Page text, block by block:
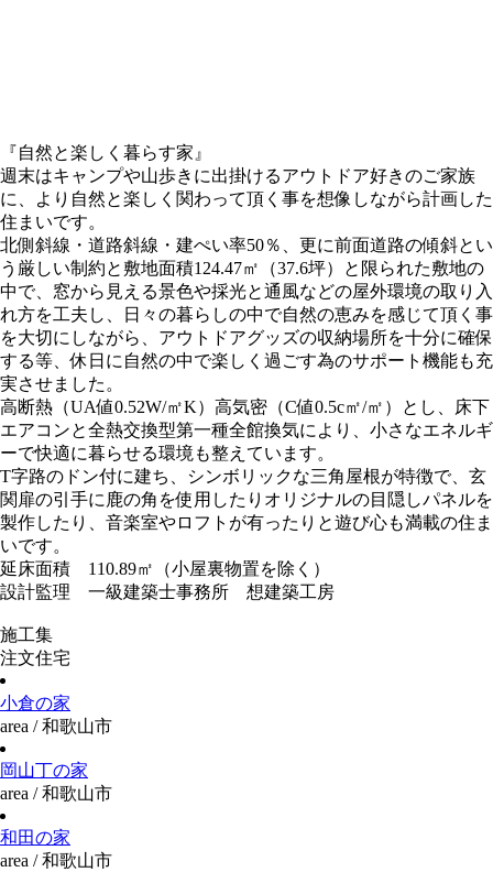
『自然と楽しく暮らす家』
週末はキャンプや山歩きに出掛けるアウトドア好きのご家族
に、より自然と楽しく関わって頂く事を想像しながら計画した
住まいです。
北側斜線・道路斜線・建ぺい率50％、更に前面道路の傾斜とい
う厳しい制約と敷地面積124.47㎡（37.6坪）と限られた敷地の
中で、窓から見える景色や採光と通風などの屋外環境の取り入
れ方を工夫し、日々の暮らしの中で自然の恵みを感じて頂く事
を大切にしながら、アウトドアグッズの収納場所を十分に確保
する等、休日に自然の中で楽しく過ごす為のサポート機能も充
実させました。
高断熱（UA値0.52W/㎡K）高気密（C値0.5c㎡/㎡）とし、床下
エアコンと全熱交換型第一種全館換気により、小さなエネルギ
ーで快適に暮らせる環境も整えています。
T字路のドン付に建ち、シンボリックな三角屋根が特徴で、玄
関扉の引手に鹿の角を使用したりオリジナルの目隠しパネルを
製作したり、音楽室やロフトが有ったりと遊び心も満載の住ま
いです。
延床面積 110.89㎡（小屋裏物置を除く）
設計監理 一級建築士事務所 想建築工房
施工集
注文住宅
小倉の家
area / 和歌山市
岡山丁の家
area / 和歌山市
和田の家
area / 和歌山市